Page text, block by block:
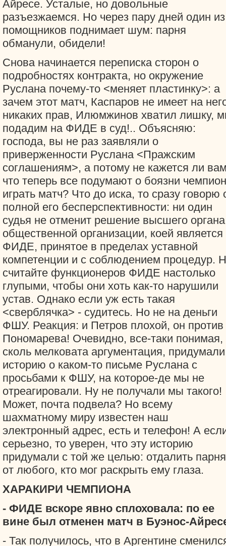
Айресе. Усталые, но довольные
разъезжаемся. Но через пару дней один из
помощников поднимает шум: парня
обманули, обидели!
Снова начинается переписка сторон о
подробностях контракта, но окружение
Руслана почему-то <меняет пластинку>: а
зачем этот матч, Каспаров не имеет на
никаких прав, Илюмжинов хватил лишку,
подадим на ФИДЕ в суд!.. Объясняю:
господа, вы не раз заявляли о
приверженности Руслана <Пражским
соглашениям>, а потому не кажется ли
что теперь все подумают о боязни
играть матч? Что до иска, то сразу говорю
полной его бесперспективности: ни один
судья не отменит решение высшего органа
общественной организации, коей является
ФИДЕ, принятое в пределах уставной
компетенции и с соблюдением процедур.
считайте функционеров ФИДЕ настолько
глупыми, чтобы они хоть как-то нарушили
устав. Однако если уж есть такая
<сверблячка> - судитесь. Но не на деньги
ФШУ. Реакция: и Петров плохой, он против
Пономарева! Очевидно, все-таки понимая,
сколь мелковата аргументация, придумали
историю о каком-то письме Руслана с
просьбами к ФШУ, на которое-де мы не
отреагировали. Ну не получали мы такого!
Может, почта подвела? Но всему
шахматному миру известен наш
электронный адрес, есть и телефон! А
серьезно, то уверен, что эту историю
придумали с той же целью: отдалить парня
от любого, кто мог раскрыть ему глаза.
ХАРАКИРИ ЧЕМПИОНА
- ФИДЕ вскоре явно сплоховала: по ее
вине был отменен матч в Буэнос-
- Так получилось, что в Аргентине